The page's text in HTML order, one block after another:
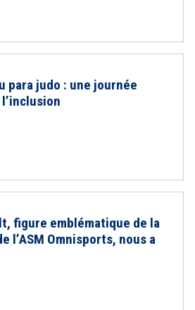
para judo : une journée
figure emblématique de la
l’ASM Omnisports, nous a